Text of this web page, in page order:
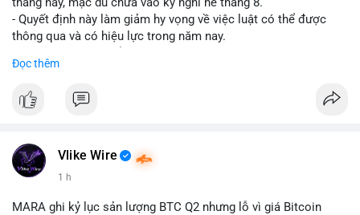
- Quyết định này làm giảm hy vọng về việc luật có thể được
thông qua và có hiệu lực trong năm nay.
mục chứng chỉ cho tài sản số tại Mỹ.
và phát triển thị trường crypto tại Mỹ.
#vlikevn #titanbot
📰 Nguồn: CoinDesk
Đọc thêm
Vlike Wire
1 h
MARA ghi kỷ lục sản lượng BTC Q2 nhưng lỗ vì giá Bitcoin